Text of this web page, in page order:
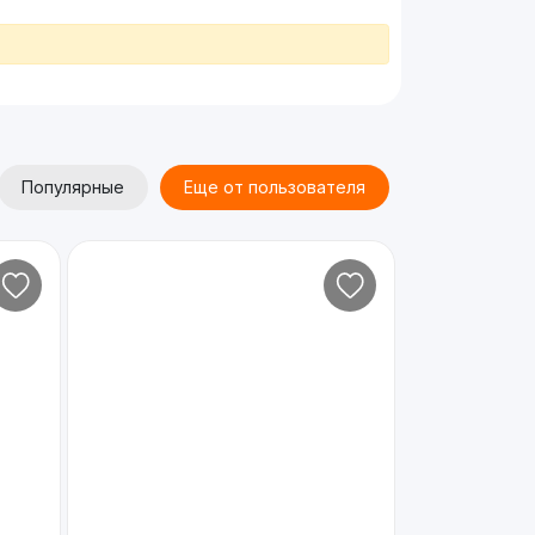
Популярные Еще от пользователя